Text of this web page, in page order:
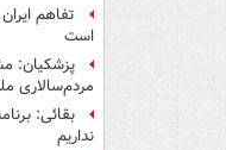
تفاهم
است
پزشکیان:
مردم‌سالاری
بقائی:
نداریم